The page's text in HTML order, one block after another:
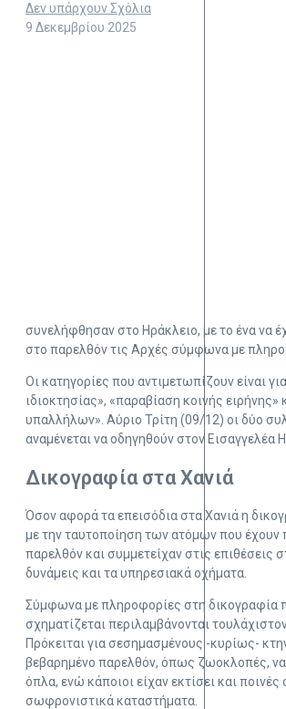
Δεν υπάρχουν Σχόλια
9 Δεκεμβρίου 2025
συνελήφθησαν στο Ηράκλειο, με το ένα να
στο παρελθόν τις Αρχές σύμφωνα με
Οι κατηγορίες που αντιμετωπίζουν είναι
ιδιοκτησίας», «παραβίαση κοινής ειρήνης»
υπαλλήλων». Αύριο Τρίτη (09/12) οι δύο
αναμένεται να οδηγηθούν στον Εισαγγελέα
Δικογραφία στα Χανιά
Όσον αφορά τα επεισόδια στα Χανιά η
με την ταυτοποίηση των ατόμων που έχουν
παρελθόν και συμμετείχαν στις επιθέσεις
δυνάμεις και τα υπηρεσιακά οχήματα.
Σύμφωνα με πληροφορίες στη δικογραφία
σχηματίζεται περιλαμβάνονται
Πρόκειται για σεσημασμένους -κυρίως-
βεβαρημένο παρελθόν, όπως ζωοκλοπές,
όπλα, ενώ κάποιοι είχαν εκτίσει και ποινές
σωφρονιστικά καταστήματα.